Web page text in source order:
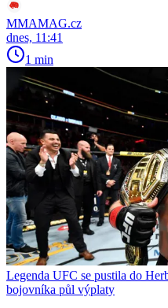
MMAMAG.cz
dnes, 11:41
1 min
Legenda UFC se pustila do
bojovníka půl výplaty